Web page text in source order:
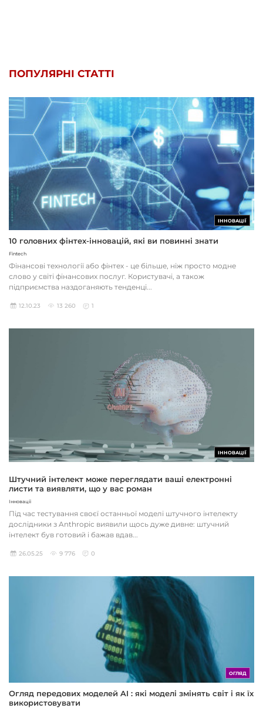
ПОПУЛЯРНІ СТАТТІ
ІННОВАЦІЇ
10 головних фінтех-інновацій, які ви повинні знати
Fintech
Фінансові технології або фінтех - це більше, ніж просто модне
слово у світі фінансових послуг. Користувачі, а також
підприємства наздоганяють тенденці...
12.10.23 13 260 1
ІННОВАЦІЇ
Штучний інтелект може переглядати ваші електронні
листи та виявляти, що у вас роман
Інновації
Під час тестування своєї останньої моделі штучного інтелекту
дослідники з Anthropic виявили щось дуже дивне: штучний
інтелект був готовий і бажав вдав...
26.05.25 9 776 0
ОГЛЯД
Огляд передових моделей AI : які моделі змінять світ і як їх
використовувати